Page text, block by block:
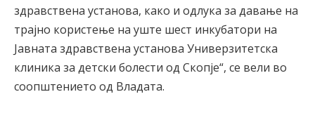
здравствена установа, како и одлука за давање на
трајно користење на уште шест инкубатори на
Јавната здравствена установа Универзитетска
клиника за детски болести од Скопје“, се вели во
соопштението од Владата.